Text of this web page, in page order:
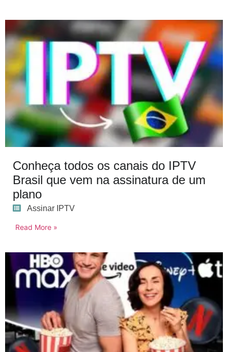
Conheça todos os canais do IPTV
Brasil que vem na assinatura de um
plano
Assinar IPTV
Read More »